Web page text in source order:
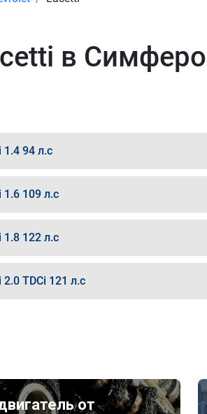
в
94 л.с
109 л.с
122 л.с
TDCi 121 л.с
от